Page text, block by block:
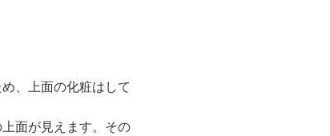
、上面の化粧はして
面が見えます。その